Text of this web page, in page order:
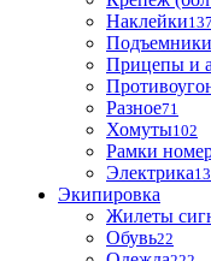
Наклейки137
Прицепы и
Разное71
Хомуты102
Рамки
Электрика
Экипировка
Жилеты
Обувь22